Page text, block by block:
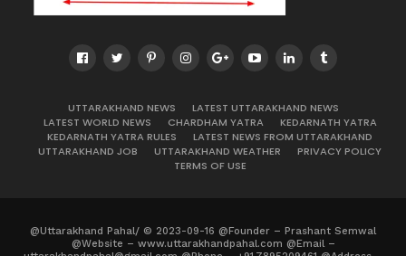
UTTARAKHAND NEWS
LATEST UTTARAKHAND NEWS
LATEST WORLD NEWS
CHARDHAM YATRA
KEDARNATH YATRA
KEDARNATH YATRA RULES
LATEST NEWS FROM UTTARAKHAND
UTTARAKHAND JOB
UTTARAKHAND WEATHER
PRIVACY POLICY
TERMS OF USE
@Uttarakhand Pahal/ © 2023-09-16 @Founder – Prashant Semwal
@Website – www.uttarakhandpahal.com @Email –